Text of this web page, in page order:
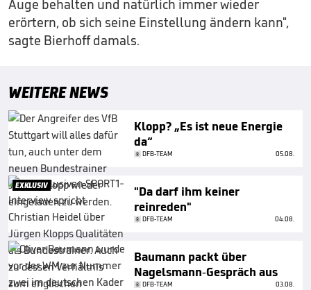
Auge behalten und natürlich immer wieder
erörtern, ob sich seine Einstellung ändern kann",
sagte Bierhoff damals.
WEITERE NEWS
Klopp? „Es ist neue Energie
da“
DFB-TEAM 05.08.
EXKLUSIV
"Da darf ihm keiner
reinreden"
DFB-TEAM 04.08.
Baumann packt über
Nagelsmann-Gespräch aus
DFB-TEAM 03.08.